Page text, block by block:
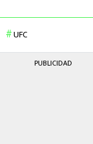
UFC
PUBLICIDAD